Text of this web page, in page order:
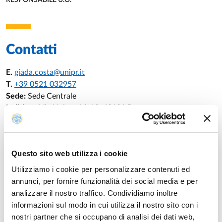
Questo sito web utilizza i cookie
Utilizziamo i cookie per personalizzare contenuti ed
annunci, per fornire funzionalità dei social media e per
analizzare il nostro traffico. Condividiamo inoltre
informazioni sul modo in cui utilizza il nostro sito con i
nostri partner che si occupano di analisi dei dati web,
Contatti
E. giada.costa@unipr.it
T. +39 0521 032957
Sede: Sede Centrale
Indirizzo:
Curriculum Vitae
Scarica il CV